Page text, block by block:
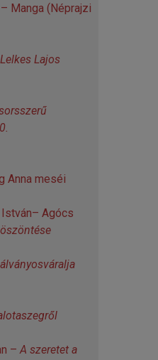
Manga (Néprajzi
Lelkes Lajos
Anna meséi
István– Agócs
– A szeretet a